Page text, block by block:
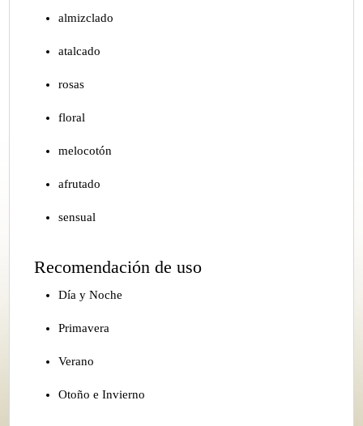
almizclado
atalcado
rosas
floral
melocotón
afrutado
sensual
Recomendación de uso
Día y Noche
Primavera
Verano
Otoño e Invierno